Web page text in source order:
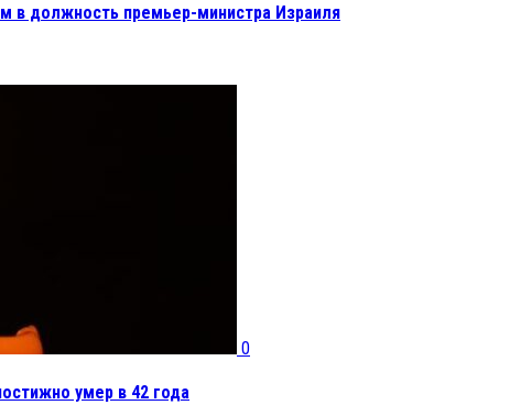
в должность премьер-министра Израиля
0
умер в 42 года